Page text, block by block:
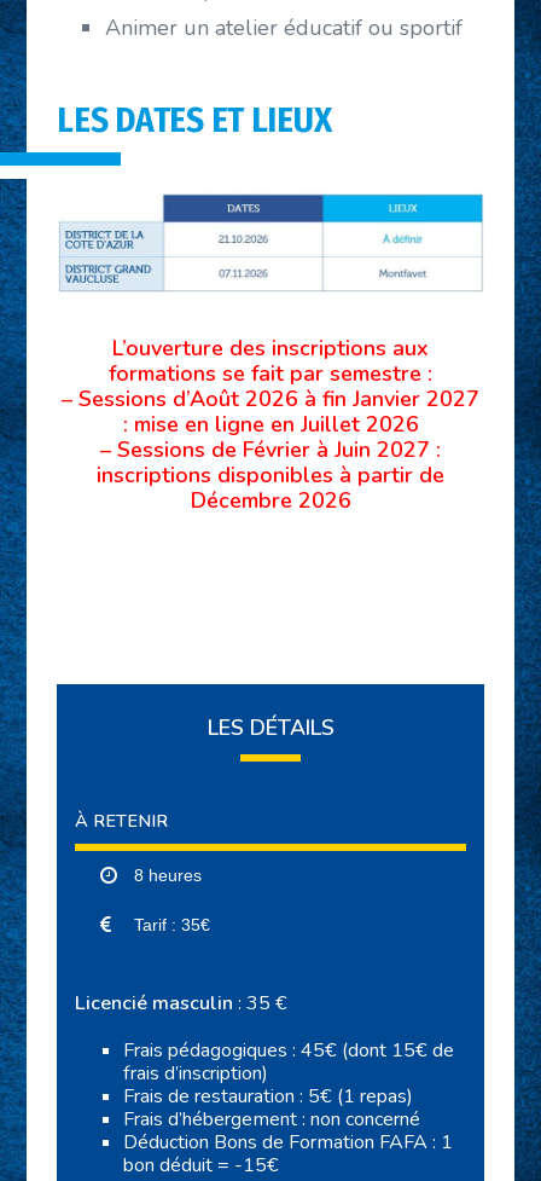
Animer un atelier éducatif ou sportif
LES DATES ET LIEUX
L’ouverture des inscriptions aux
formations se fait par semestre :
– Sessions d’Août 2026 à fin Janvier 2027
: mise en ligne en Juillet 2026
– Sessions de Février à Juin 2027 :
inscriptions disponibles à partir de
Décembre 2026
LES DÉTAILS
À RETENIR
8 heures
Tarif : 35€
Licencié masculin : 35 €
Frais pédagogiques : 45€ (dont 15€ de
frais d’inscription)
Frais de restauration : 5€ (1 repas)
Frais d’hébergement : non concerné
Déduction Bons de Formation FAFA : 1
bon déduit = -15€